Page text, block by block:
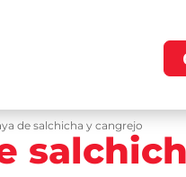
de salchicha y cangrejo